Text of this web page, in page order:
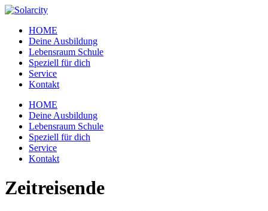
Zum
wechselnHOME
Deine Ausbildung
Lebensraum Schule
Speziell für dich
Service
Kontakt
Menü
HOME
Deine Ausbildung
Lebensraum Schule
Speziell für dich
Service
Kontakt
Zeitreisende